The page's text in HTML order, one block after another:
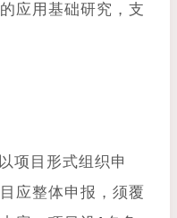
应用基础研究，支
项目形式组织申
应整体申报，须覆